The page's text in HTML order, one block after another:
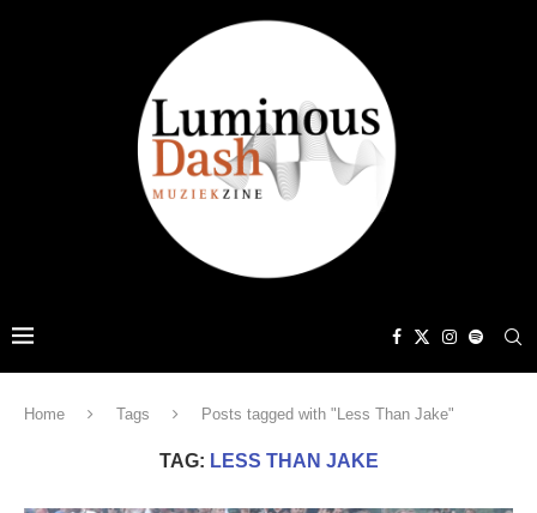
Home Tags Posts tagged with "Less Than Jake"
TAG: LESS THAN JAKE